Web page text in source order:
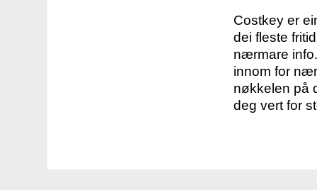
Costkey er
dei fleste
nærmare
innom for
nøkkelen på
deg vert for